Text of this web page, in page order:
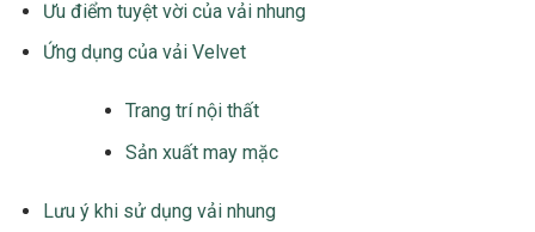
Ưu điểm tuyệt vời của vải nhung
Ứng dụng của vải Velvet
Trang trí nội thất
Sản xuất may mặc
Lưu ý khi sử dụng vải nhung